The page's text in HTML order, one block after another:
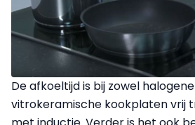
De afkoeltijd is bij zowel
vitrokeramische kookplaten vrij